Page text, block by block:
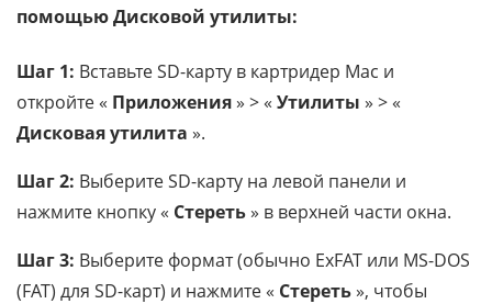
помощью Дисковой утилиты:
Шаг 1: Вставьте SD-карту в картридер Mac и
откройте « Приложения» > « Утилиты » > «
Дисковая утилита ».
Шаг 2: Выберите SD-карту на левой панели и
нажмите кнопку « Стереть» в верхней части окна.
Шаг 3: Выберите формат (обычно ExFAT или MS-DOS
(FAT) для SD-карт) и нажмите « Стереть», чтобы